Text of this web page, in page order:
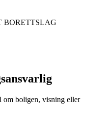
BORETTSLAG
om boligen, visning eller